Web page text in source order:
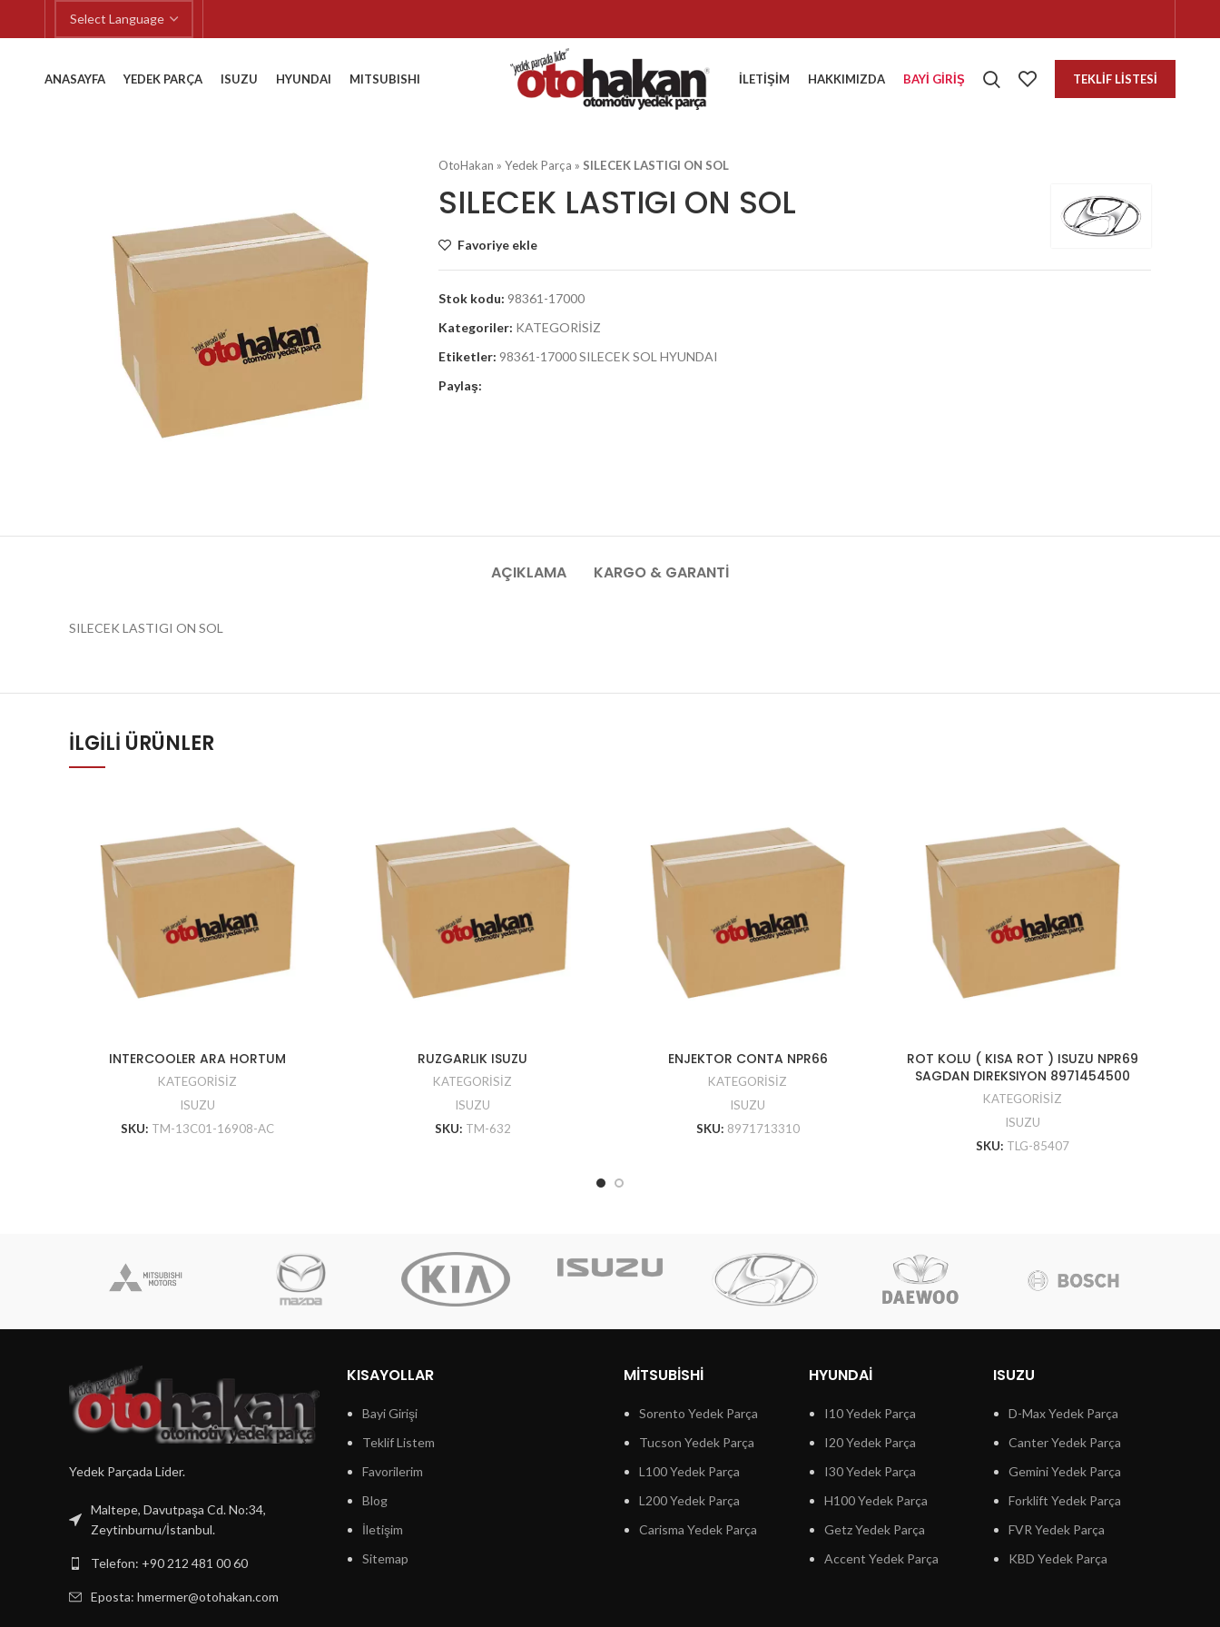
ANASAYFA YEDEK PARÇA ISUZU HYUNDAI MITSUBISHI İLETIŞIM HAKKIMIZDA BAYI GIRIŞ TEKLIF LISTESI
OtoHakan »Yedek Parça » SILECEK LASTIGI ON SOL
SILECEK LASTIGI ON SOL
Favoriye ekle
Stok kodu: 98361-17000
Kategoriler: KATEGORİSİZ
Etiketler: 98361-17000 SILECEK SOL HYUNDAI
Paylaş:
AÇIKLAMA KARGO & GARANTI
SILECEK LASTIGI ON SOL
İLGILI ÜRÜNLER
INTERCOOLER ARA HORTUM
KATEGORİSİZ
ISUZU
SKU: TM-13C01-16908-AC
RUZGARLIK ISUZU
KATEGORİSİZ
ISUZU
SKU: TM-632
ENJEKTOR CONTA NPR66
KATEGORİSİZ
ISUZU
SKU: 8971713310
ROT KOLU ( KISA ROT ) ISUZU NPR69
SAGDAN DIREKSIYON 8971454500
KATEGORİSİZ
ISUZU
SKU: TLG-85407
Yedek Parçada Lider.
Maltepe, Davutpaşa Cd. No:34,
Zeytinburnu/İstanbul.
Telefon: +90 212 481 00 60
Eposta: hmermer@otohakan.com
KISAYOLLAR
Bayi Girişi
Teklif Listem
Favorilerim
Blog
İletişim
Sitemap
MITSUBISHI
Sorento Yedek Parça
Tucson Yedek Parça
L100 Yedek Parça
L200 Yedek Parça
Carisma Yedek Parça
HYUNDAI
I10 Yedek Parça
I20 Yedek Parça
I30 Yedek Parça
H100 Yedek Parça
Getz Yedek Parça
Accent Yedek Parça
ISUZU
D-Max Yedek Parça
Canter Yedek Parça
Gemini Yedek Parça
Forklift Yedek Parça
FVR Yedek Parça
KBD Yedek Parça